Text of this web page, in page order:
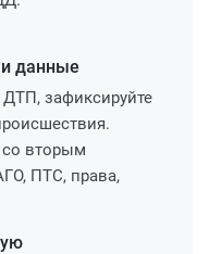
данные
зафиксируйте
вторым
ПТС, права,